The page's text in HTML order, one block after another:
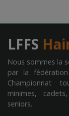
LFFS
Nous sommes la
par la
Championnat
minimes,
seniors.